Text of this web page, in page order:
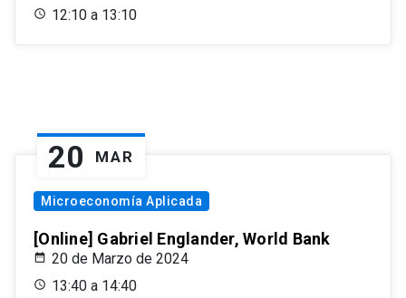
12:10 a 13:10
20 MAR
Microeconomía Aplicada
[Online] Gabriel Englander, World Bank
20 de Marzo de 2024
13:40 a 14:40